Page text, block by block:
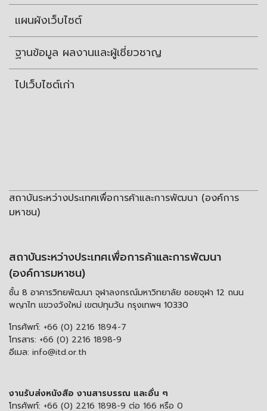
แผนผังเว็บไซต์
ฐานข้อมูล ผลงานและผู้เชี่ยวชาญ
ไปเว็บไซต์เก่า
สถาบันระหว่างประเทศเพื่อการค้าและการพัฒนา (องค์การ
มหาชน)
สถาบันระหว่างประเทศเพื่อการค้าและการพัฒนา
(องค์การมหาชน)
ชั้น 8 อาคารวิทยพัฒนา จุฬาลงกรณ์มหาวิทยาลัย ซอยจุฬา 12 ถนน
พญาไท แขวงวังใหม่ เขตปทุมวัน กรุงเทพฯ 10330
โทรศัพท์: +66 (0) 2216 1894-7
โทรสาร: +66 (0) 2216 1898-9
อีเมล: info@itd.or.th
งานรับส่งหนังสือ งานสารบรรณ และอื่น ๆ
โทรศัพท์: +66 (0) 2216 1898-9 ต่อ 166 หรือ 0